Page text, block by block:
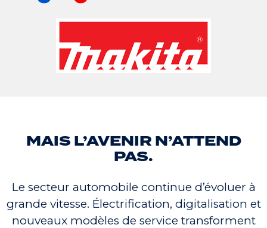
MAIS L’AVENIR N’ATTEND
PAS.
Le secteur automobile continue d’évoluer à
grande vitesse. Électrification, digitalisation et
nouveaux modèles de service transforment